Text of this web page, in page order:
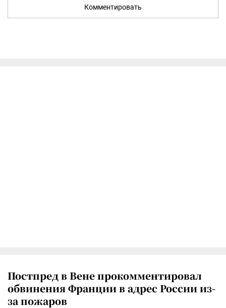
Комментировать
Постпред в Вене прокомментировал
обвинения Франции в адрес России из-
за пожаров